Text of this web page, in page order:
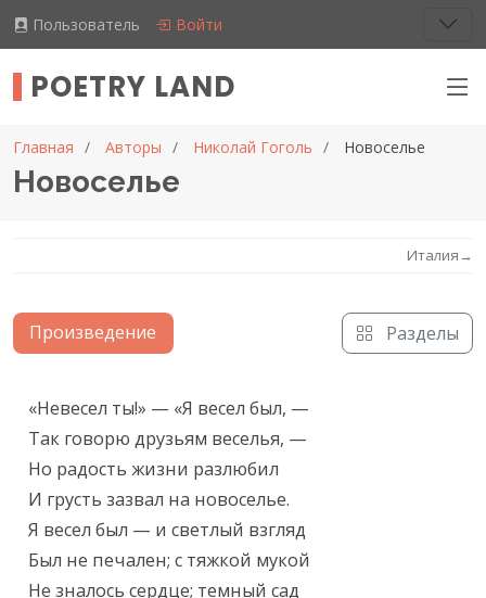
Пользователь Войти
POETRY LAND
Главная Авторы Николай Гоголь Новоселье
Новоселье
Италия→
Произведение Разделы
Текст произведения
«Невесел ты!» — «Я весел был, —
Так говорю друзьям веселья, —
Но радость жизни разлюбил
И грусть зазвал на новоселье.
Я весел был — и светлый взгляд
Был не печален; с тяжкой мукой
Не зналось сердце; темный сад